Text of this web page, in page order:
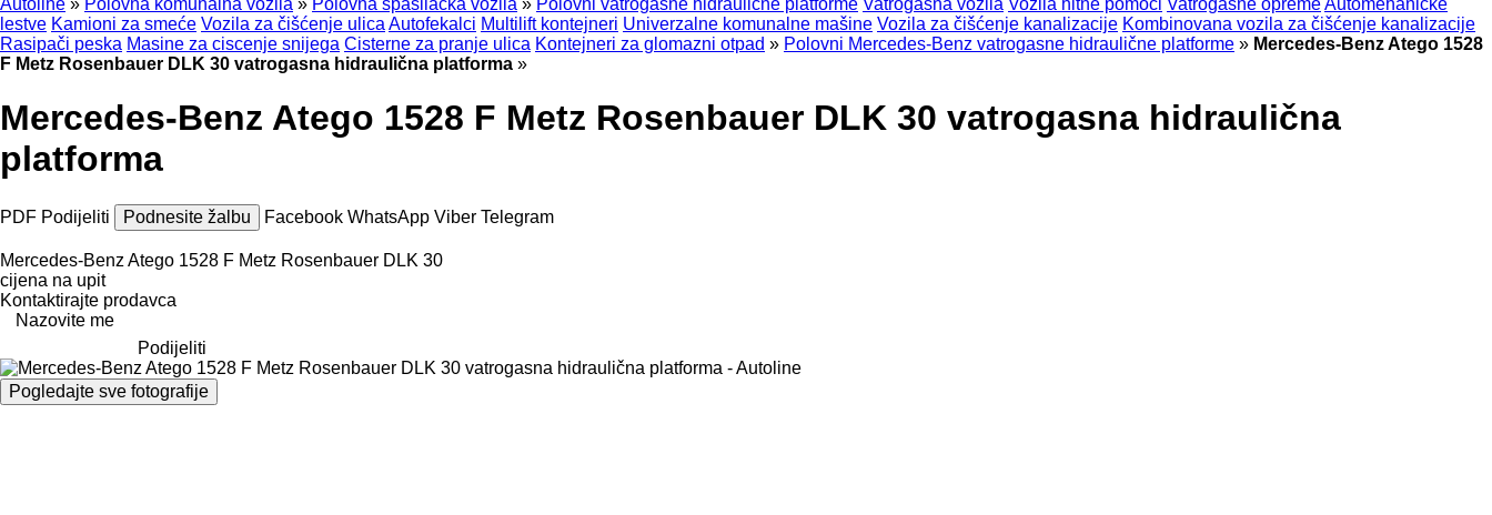
Autoline » Polovna komunalna vozila » Polovna spasilačka vozila » Polovni vatrogasne hidraulične platforme Vatrogasna vozila Vozila hitne pomoći Vatrogasne opremeAutomehaničke
lestve Kamioni za smeće Vozila za čišćenje ulica Autofekalci Multilift kontejneri Univerzalne komunalne mašine Vozila za čišćenje kanalizacije Kombinovana vozila za čišćenje kanalizacije
Rasipači peska Masine za ciscenje snijega Cisterne za pranje ulica Kontejneri za glomazni otpad » Polovni Mercedes-Benz vatrogasne hidraulične platforme » Mercedes-Benz Atego 1528
F Metz Rosenbauer DLK 30 vatrogasna hidraulična platforma »
Mercedes-Benz Atego 1528 F Metz Rosenbauer DLK 30 vatrogasna hidraulična
platforma
PDF Podijeliti Podnesite žalbu Facebook WhatsApp Viber Telegram
Mercedes-Benz Atego 1528 F Metz Rosenbauer DLK 30
cijena na upit
Kontaktirajte prodavca
Nazovite me
Podijeliti
Pogledajte sve fotografije